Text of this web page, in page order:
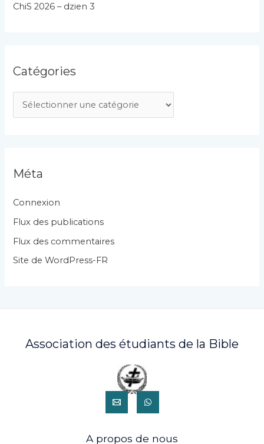
ChiS 2026 – dzien 3
Catégories
a
g
r
i
e
Méta
Connexion
Flux des publications
Flux des commentaires
Site de WordPress-FR
Association des étudiants de la Bible
A propos de nous